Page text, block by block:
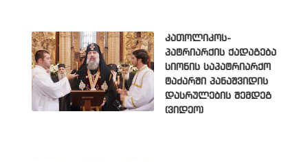
კათოლიკოს-
პატრიარქის ქადაგება
სიონის საპატრიარქო
ტაძარში პანაშვიდის
დასრულების შემდეგ
(ვიდეო)